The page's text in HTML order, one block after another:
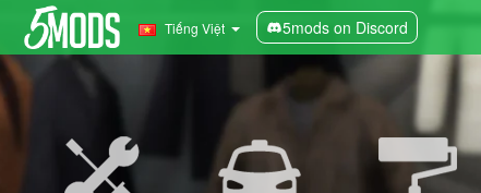
Tiếng Việt 5mods on Discord